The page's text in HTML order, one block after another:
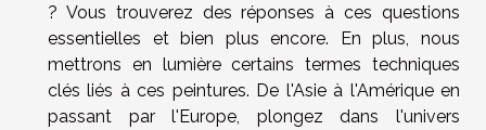
? Vous trouverez des réponses à ces questions
essentielles et bien plus encore. En plus, nous
mettrons en lumière certains termes techniques
clés liés à ces peintures. De l'Asie à l'Amérique en
passant par l'Europe, plongez dans l'univers